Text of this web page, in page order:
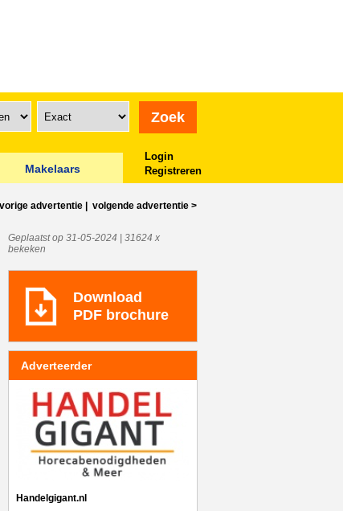
Makelaars
Login
Registreren
advertentie volgende advertentie >
Geplaatst op 31-05-2024 | 31624 x
bekeken
Download
PDF brochure
Adverteerder
Handelgigant.nl